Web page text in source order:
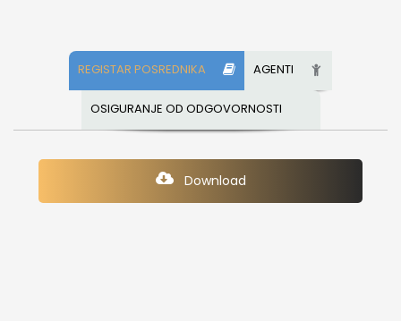
REGISTAR POSREDNIKA AGENTI
OSIGURANJE OD ODGOVORNOSTI
Download